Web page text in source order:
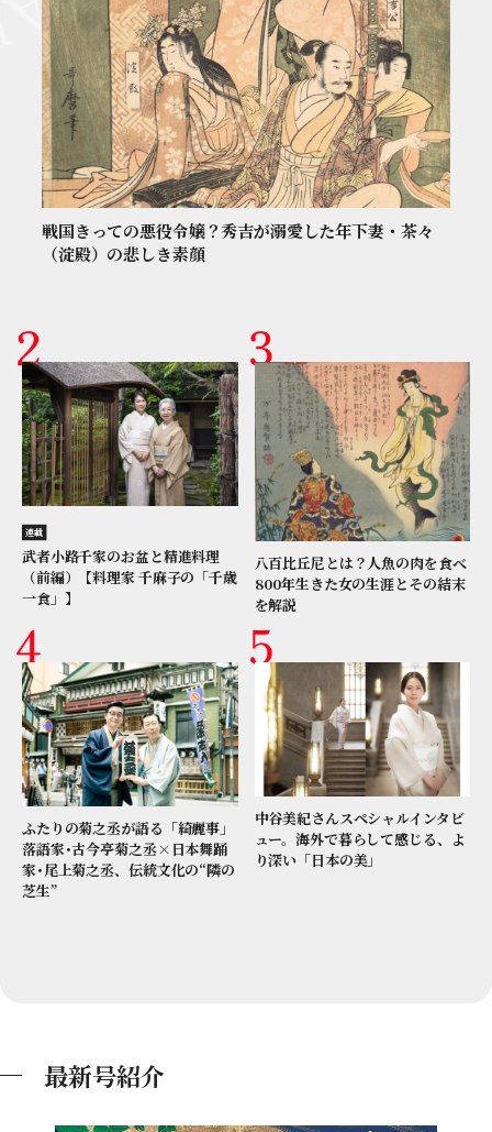
戦国きっての悪役令嬢？秀吉が溺愛した年下妻・茶々
（淀殿）の悲しき素顔
連載
武者小路千家のお盆と精進料理
（前編）【料理家 千麻子の「千歳
一食」】
八百比丘尼とは？人魚の肉を食べ
800年生きた女の生涯とその結末
を解説
ふたりの菊之丞が語る「綺麗事」
落語家･古今亭菊之丞×日本舞踊
家･尾上菊之丞、伝統文化の“隣の
芝生”
中谷美紀さんスペシャルインタビ
ュー。海外で暮らして感じる、よ
り深い「日本の美」
最新号紹介